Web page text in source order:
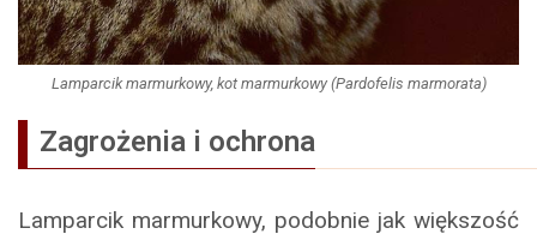
Lamparcik marmurkowy, kot marmurkowy (Pardofelis marmorata)
Zagrożenia i ochrona
Lamparcik marmurkowy, podobnie jak większość